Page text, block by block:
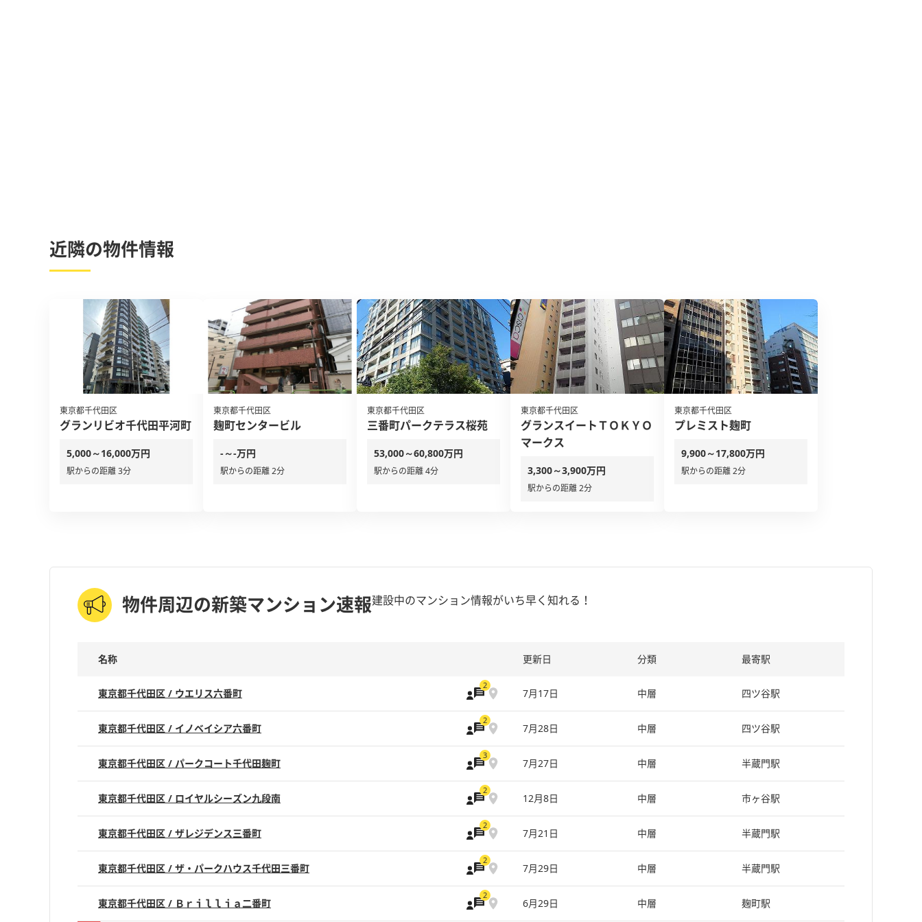
近隣の物件情報
東京都千代田区
グランリビオ千代田平河町
5,000～16,000万円
駅からの距離 3分
東京都千代田区
麹町センタービル
-～-万円
駅からの距離 2分
東京都千代田区
三番町パークテラス桜苑
53,000～60,800万円
駅からの距離 4分
東京都千代田区
グランスイートＴＯＫＹＯ
マークス
3,300～3,900万円
駅からの距離 2分
東京都千代田区
プレミスト麹町
9,900～17,800万円
駅からの距離 2分
物件周辺の新築マンション速報建設中のマンション情報がいち早く知れる！
名称 更新日 分類 最寄駅
東京都千代田区 / ウエリス六番町
2
7月17日 中層 四ツ谷駅
東京都千代田区 / イノベイシア六番町
2
7月28日 中層 四ツ谷駅
東京都千代田区 / パークコート千代田麹町
3
7月27日 中層 半蔵門駅
東京都千代田区 / ロイヤルシーズン九段南
2
12月8日 中層 市ヶ谷駅
東京都千代田区 / ザレジデンス三番町
2
7月21日 中層 半蔵門駅
東京都千代田区 / ザ・パークハウス千代田三番町
2
7月29日 中層 半蔵門駅
東京都千代田区 / Ｂｒｉｌｌｉａ二番町
2
6月29日 中層 麹町駅